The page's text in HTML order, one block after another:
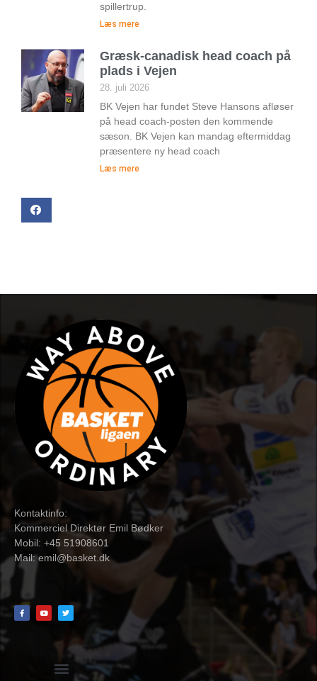
spillertrup.
Læs mere
Græsk-canadisk head coach på
plads i Vejen
28. juli 2026
BK Vejen har fundet Steve Hansons afløser
på head coach-posten den kommende
sæson. BK Vejen kan mandag eftermiddag
præsentere ny head coach
Læs mere
Kontaktinfo:
Kommerciel Direktør Emil Bødker
Mobil: +45 51908601
Mail:emil@basket.dk